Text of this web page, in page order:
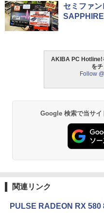
セミファ
AKIBA PC Hotline!
をチ
Follow
Google 検索で当サイ
関連リンク
PULSE RADEON RX 580